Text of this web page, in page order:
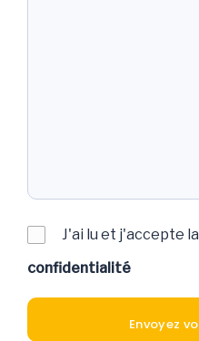
J'ai lu et j'accepte la
confidentialité